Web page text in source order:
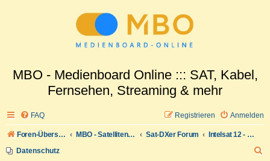
MBO - Medienboard Online ::: SAT, Kabel,
Fernsehen, Streaming & mehr
FAQ Anmelden
Registrieren
Foren-Übersicht MBO - Satellitenwelt Sat-DXer Forum
Intelsat 12 - 45,0° Ost
Datenschutz